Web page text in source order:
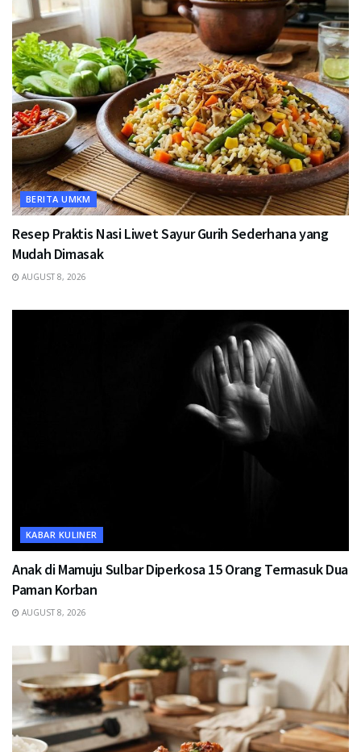
BERITA UMKM
Resep Praktis Nasi Liwet Sayur Gurih Sederhana yang
Mudah Dimasak
AUGUST 8, 2026
KABAR KULINER
Anak di Mamuju Sulbar Diperkosa 15 Orang Termasuk Dua
Paman Korban
AUGUST 8, 2026